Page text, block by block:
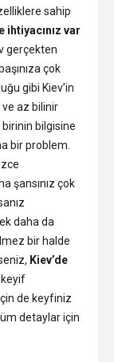
sahip
ihtiyacınız var
gerçekten
çok
gibi Kiev’in
ve az bilinir
bilgisine
bir problem.
şansınız çok
daha da
bir halde
Kiev’de
de keyfiniz
detaylar için